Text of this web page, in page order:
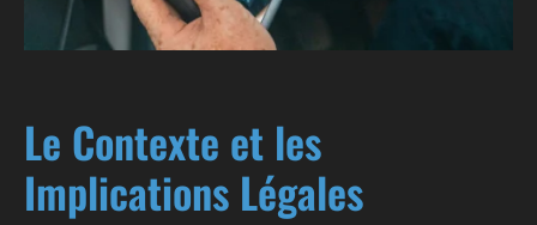
Le Contexte et les
Implications Légales